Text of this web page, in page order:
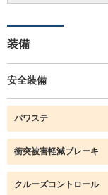
装備
安全装備
パワステ
衝突被害軽減ブレーキ
クルーズコントロール